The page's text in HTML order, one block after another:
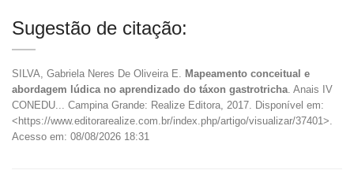
Sugestão de citação:
SILVA, Gabriela Neres De Oliveira E.
Mapeamento conceitual e
abordagem lúdica no aprendizado do táxon gastrotricha . Anais IV
CONEDU... Campina Grande: Realize Editora, 2017. Disponível em:
<https://www.editorarealize.com.br/index.php/artigo/visualizar/37401>.
Acesso em: 08/08/2026 18:31